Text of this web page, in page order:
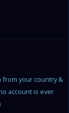
from your country &
account is ever